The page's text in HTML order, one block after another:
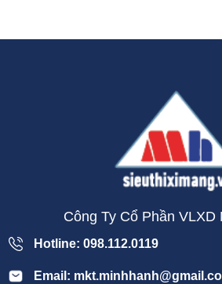
Công Ty Cổ Phần VLXD
Hotline: 098.112.0119
Email: